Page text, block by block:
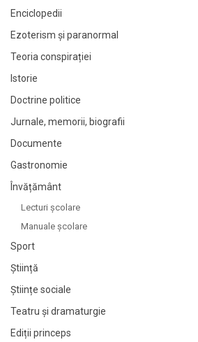
Enciclopedii
Ezoterism și paranormal
Teoria conspirației
Istorie
Doctrine politice
Jurnale, memorii, biografii
Documente
Gastronomie
Învățământ
Lecturi şcolare
Manuale şcolare
Sport
Știință
Științe sociale
Teatru și dramaturgie
Ediții princeps